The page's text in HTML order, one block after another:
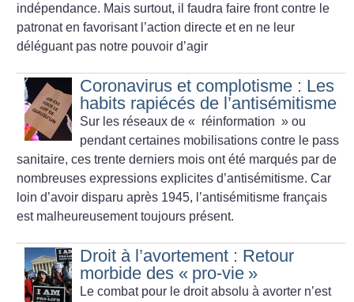
indépendance. Mais surtout, il faudra faire front contre le
patronat en favorisant l’action directe et en ne leur
déléguant pas notre pouvoir d’agir
Coronavirus et complotisme : Les
habits rapiécés de l’antisémitisme
Sur les réseaux de « réinformation » ou
pendant certaines mobilisations contre le pass
sanitaire, ces trente derniers mois ont été marqués par de
nombreuses expressions explicites d’antisémitisme. Car
loin d’avoir disparu après 1945, l’antisémitisme français
est malheureusement toujours présent.
Droit à l’avortement : Retour
morbide des « pro-vie »
Le combat pour le droit absolu à avorter n’est